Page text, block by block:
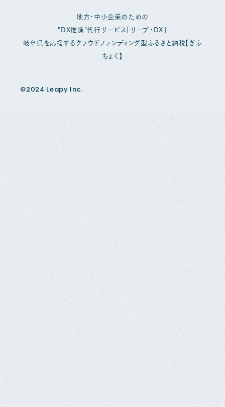
地方・中小企業のための
"DX推進"代行サービス「リープ・DX」
岐阜県を応援するクラウドファンディング型ふるさと納税【ぎふ
ちょく】
©2024 Leapy Inc.